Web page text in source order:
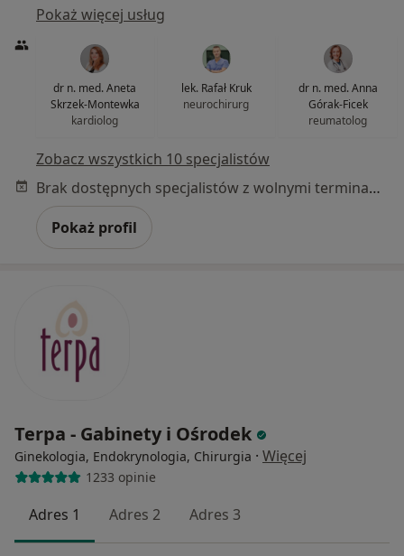
Pokaż więcej usług
dr n. med. Aneta
Skrzek-Montewka
kardiolog
lek. Rafał Kruk
neurochirurg
dr n. med. Anna
Górak-Ficek
reumatolog
Zobacz wszystkich 10 specjalistów
Brak dostępnych specjalistów z wolnymi terminami w tym centrum medycznym.
Pokaż profil
Terpa - Gabinety i Ośrodek
Ginekologia, Endokrynologia, Chirurgia · Więcej
1233 opinie
Adres 1 Adres 2 Adres 3